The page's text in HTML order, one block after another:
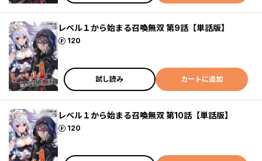
レベル１から始まる召喚無双 第9話【単話版】
120
ポイント
試し読み カートに追加
レベル１から始まる召喚無双 第10話【単話版】
120
ポイント